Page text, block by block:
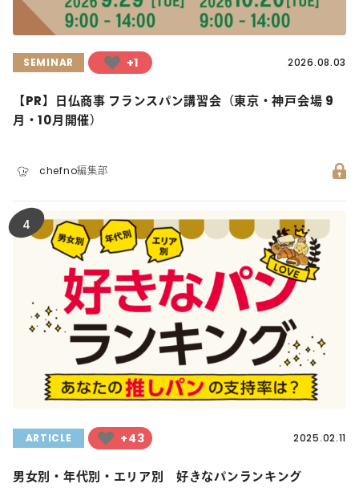
SEMINAR +1 2026.08.03
【PR】日仏商事 フランスパン講習会（東京・神戸会場 9
月・10月開催）
chefno編集部
4
ARTICLE +43 2025.02.11
男女別・年代別・エリア別 好きなパンランキング